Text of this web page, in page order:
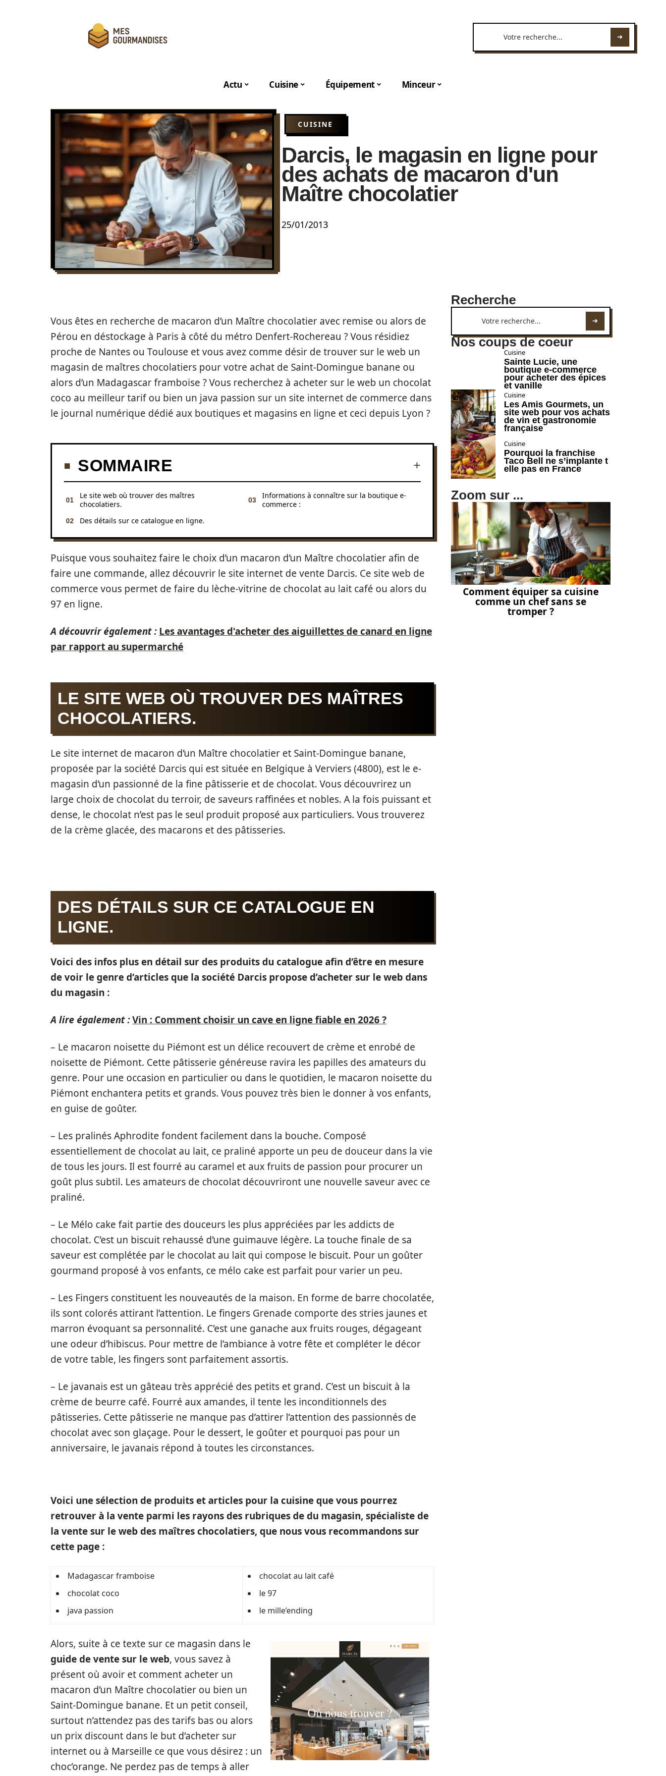
Actu Cuisine Équipement Minceur
CUISINE
Darcis, le magasin en ligne pour
des achats de macaron d'un
Maître chocolatier
25/01/2013
Vous êtes en recherche de macaron d’un Maître chocolatier avec remise ou alors de
Pérou en déstockage à Paris à côté du métro Denfert-Rochereau ? Vous résidiez
proche de Nantes ou Toulouse et vous avez comme désir de trouver sur le web un
magasin de maîtres chocolatiers pour votre achat de Saint-Domingue banane ou
alors d’un Madagascar framboise ? Vous recherchez à acheter sur le web un chocolat
coco au meilleur tarif ou bien un java passion sur un site internet de commerce dans
le journal numérique dédié aux boutiques et magasins en ligne et ceci depuis Lyon ?
SOMMAIRE
Le site web où trouver des maîtres
chocolatiers.
Des détails sur ce catalogue en ligne.
Informations à connaître sur la boutique e-
commerce :
Puisque vous souhaitez faire le choix d’un macaron d’un Maître chocolatier afin de
faire une commande, allez découvrir le site internet de vente Darcis. Ce site web de
commerce vous permet de faire du lèche-vitrine de chocolat au lait café ou alors du
97 en ligne.
A découvrir également : Les avantages d'acheter des aiguillettes de canard en ligne
par rapport au supermarché
LE SITE WEB OÙ TROUVER DES MAÎTRES
CHOCOLATIERS.
Le site internet de macaron d’un Maître chocolatier et Saint-Domingue banane,
proposée par la société Darcis qui est située en Belgique à Verviers (4800), est le e-
magasin d’un passionné de la fine pâtisserie et de chocolat. Vous découvrirez un
large choix de chocolat du terroir, de saveurs raffinées et nobles. A la fois puissant et
dense, le chocolat n’est pas le seul produit proposé aux particuliers. Vous trouverez
de la crème glacée, des macarons et des pâtisseries.
DES DÉTAILS SUR CE CATALOGUE EN
LIGNE.
Voici des infos plus en détail sur des produits du catalogue afin d’être en mesure
de voir le genre d’articles que la société Darcis propose d’acheter sur le web dans
du magasin :
A lire également :Vin : Comment choisir un cave en ligne fiable en 2026 ?
– Le macaron noisette du Piémont est un délice recouvert de crème et enrobé de
noisette de Piémont. Cette pâtisserie généreuse ravira les papilles des amateurs du
genre. Pour une occasion en particulier ou dans le quotidien, le macaron noisette du
Piémont enchantera petits et grands. Vous pouvez très bien le donner à vos enfants,
en guise de goûter.
– Les pralinés Aphrodite fondent facilement dans la bouche. Composé
essentiellement de chocolat au lait, ce praliné apporte un peu de douceur dans la vie
de tous les jours. Il est fourré au caramel et aux fruits de passion pour procurer un
goût plus subtil. Les amateurs de chocolat découvriront une nouvelle saveur avec ce
praliné.
– Le Mélo cake fait partie des douceurs les plus appréciées par les addicts de
chocolat. C’est un biscuit rehaussé d’une guimauve légère. La touche finale de sa
saveur est complétée par le chocolat au lait qui compose le biscuit. Pour un goûter
gourmand proposé à vos enfants, ce mélo cake est parfait pour varier un peu.
– Les Fingers constituent les nouveautés de la maison. En forme de barre chocolatée,
ils sont colorés attirant l’attention. Le fingers Grenade comporte des stries jaunes et
marron évoquant sa personnalité. C’est une ganache aux fruits rouges, dégageant
une odeur d’hibiscus. Pour mettre de l’ambiance à votre fête et compléter le décor
de votre table, les fingers sont parfaitement assortis.
– Le javanais est un gâteau très apprécié des petits et grand. C’est un biscuit à la
crème de beurre café. Fourré aux amandes, il tente les inconditionnels des
pâtisseries. Cette pâtisserie ne manque pas d’attirer l’attention des passionnés de
chocolat avec son glaçage. Pour le dessert, le goûter et pourquoi pas pour un
anniversaire, le javanais répond à toutes les circonstances.
Voici une sélection de produits et articles pour la cuisine que vous pourrez
retrouver à la vente parmi les rayons des rubriques de du magasin, spécialiste de
la vente sur le web des maîtres chocolatiers, que nous vous recommandons sur
cette page :
Madagascar framboise
chocolat coco
java passion
chocolat au lait café
le 97
le mille’ending
Alors, suite à ce texte sur ce magasin dans le
guide de vente sur le web, vous savez à
présent où avoir et comment acheter un
macaron d’un Maître chocolatier ou bien un
Saint-Domingue banane. Et un petit conseil,
surtout n’attendez pas des tarifs bas ou alors
un prix discount dans le but d’acheter sur
internet ou à Marseille ce que vous désirez : un
choc’orange. Ne perdez pas de temps à aller
Recherche
Nos coups de coeur
Cuisine
Sainte Lucie, une
boutique e-commerce
pour acheter des épices
et vanille
Cuisine
Les Amis Gourmets, un
site web pour vos achats
de vin et gastronomie
française
Cuisine
Pourquoi la franchise
Taco Bell ne s’implante t
elle pas en France
Zoom sur ...
Comment équiper sa cuisine
comme un chef sans se
tromper ?